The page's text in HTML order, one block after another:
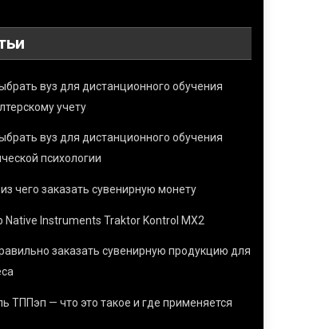
вуз для дистанционного обучения
учету
вуз для дистанционного обучения
психологии
чего заказать сувенирную монету
Native Instruments Traktor Kontrol MX2
заказать сувенирную продукцию для
ТППэп — что это такое и где применяется